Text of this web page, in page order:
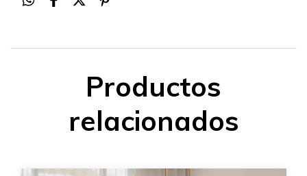
Productos
relacionados